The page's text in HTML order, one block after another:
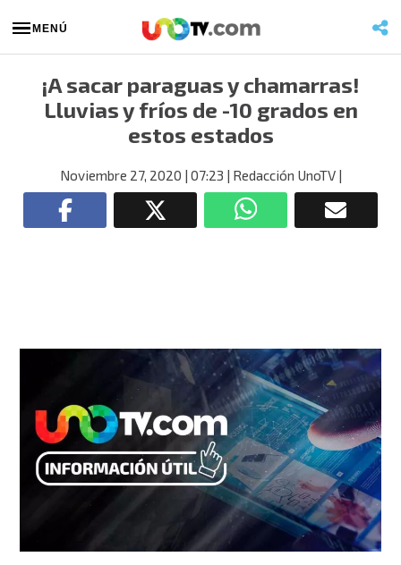
MENÚ
¡A sacar paraguas y chamarras!
Lluvias y fríos de -10 grados en
estos estados
Noviembre 27, 2020 | 07:23 | Redacción UnoTV|